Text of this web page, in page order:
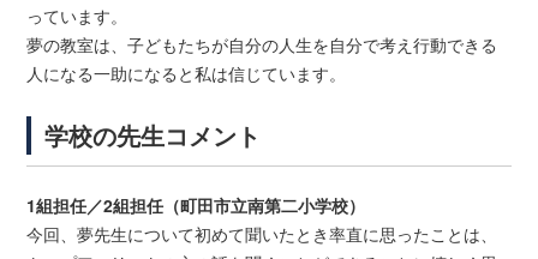
っています。
夢の教室は、子どもたちが自分の人生を自分で考え行動できる
人になる一助になると私は信じています。
学校の先生コメント
1組担任／2組担任（町田市立南第二小学校）
今回、夢先生について初めて聞いたとき率直に思ったことは、